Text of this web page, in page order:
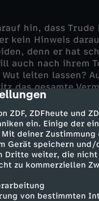
ZDF, ZDFheute und
ein. Einige der
deiner
Gerät speichern
Dritte weiter, die
zu kommerziellen
von bestimmten
hin, dass Trude
kein Hinweis
denn er hat
auch nach ihrem
leiten lassen?
das gesamte
Hoffnungen auf
Daniel Überling.
aber auf einen
ist ausgerechnet
sie schien,
gehabt zu haben
gebrochen
verlassen. Und